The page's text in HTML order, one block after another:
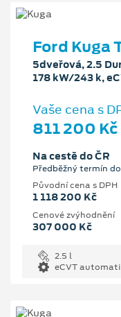
Ford Kuga
5dveřová, 2.5
178 kW/243 k,
Vaše cena s
811 200 Kč
Na cestě do ČR
Předběžný termín
Původní cena s DPH
1 118 200 Kč
Cenové zvýhodnění
307 000 Kč
2.5 l
eCVT